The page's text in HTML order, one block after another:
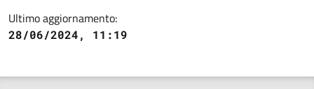
Ultimo aggiornamento:
28/06/2024, 11:19